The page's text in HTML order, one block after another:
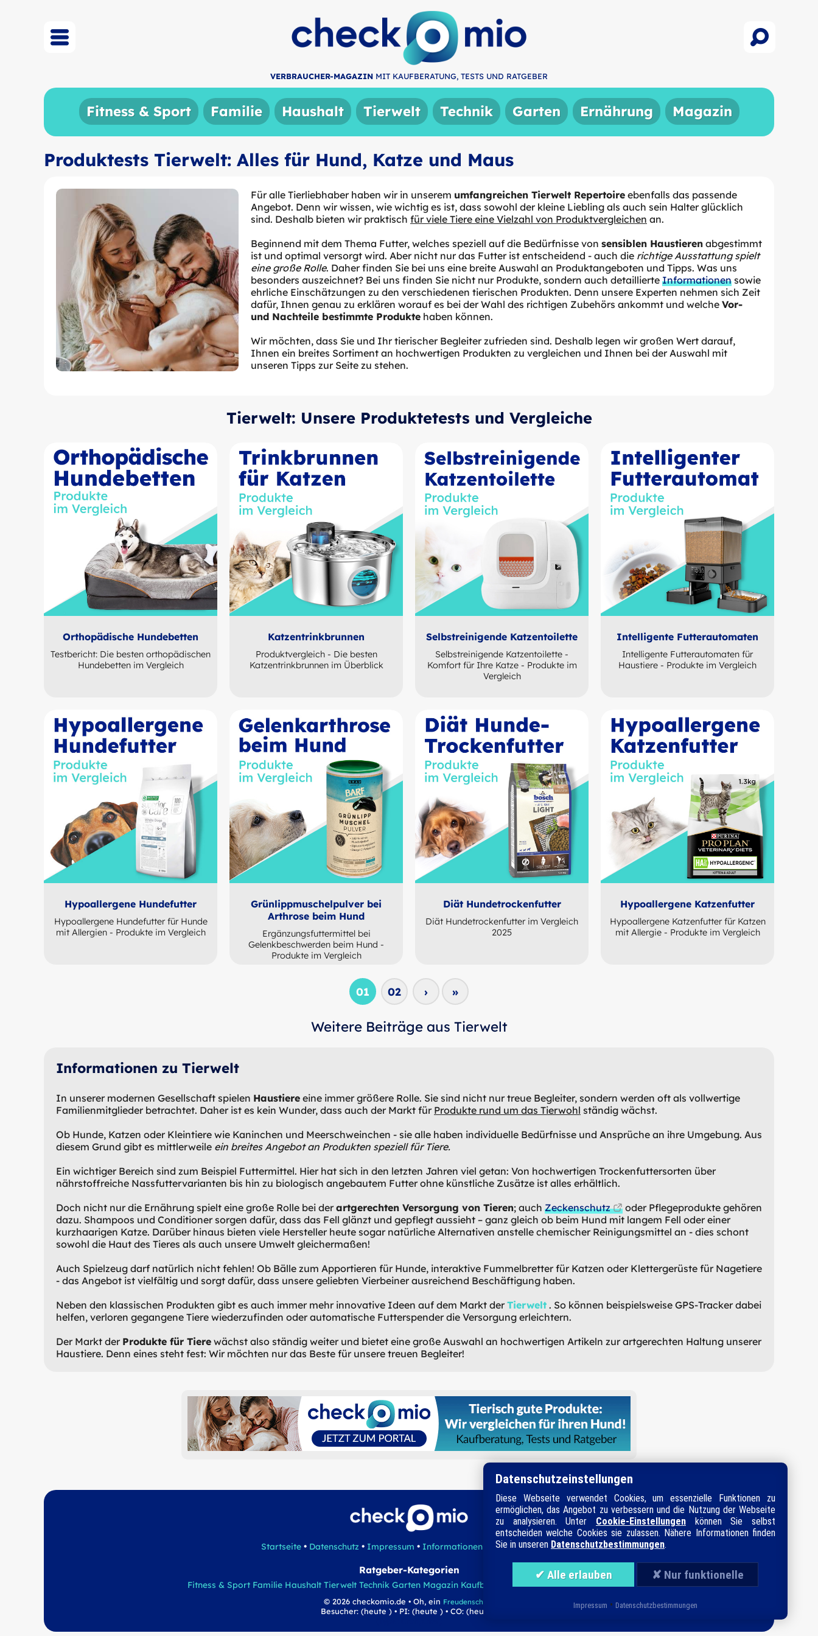
VERBRAUCHER-MAGAZIN MIT KAUFBERATUNG, TESTS UND RATGEBER
Fitness & Sport Familie Haushalt Tierwelt Technik Garten Ernährung Magazin
Produktests Tierwelt: Alles für Hund, Katze und Maus
Für alle Tierliebhaber haben wir in unserem umfangreichen Tierwelt Repertoire ebenfalls das passende
Angebot. Denn wir wissen, wie wichtig es ist, dass sowohl der kleine Liebling als auch sein Halter glücklich
sind. Deshalb bieten wir praktisch für viele Tiere eine Vielzahl von Produktvergleichen an.
Beginnend mit dem Thema Futter, welches speziell auf die Bedürfnisse von sensiblen Haustieren abgestimmt
ist und optimal versorgt wird. Aber nicht nur das Futter ist entscheidend - auch die richtige Ausstattung spielt
eine große Rolle. Daher finden Sie bei uns eine breite Auswahl an Produktangeboten und Tipps. Was uns
besonders auszeichnet? Bei uns finden Sie nicht nur Produkte, sondern auch detaillierte Informationen sowie
ehrliche Einschätzungen zu den verschiedenen tierischen Produkten. Denn unsere Experten nehmen sich Zeit
dafür, Ihnen genau zu erklären worauf es bei der Wahl des richtigen Zubehörs ankommt und welche Vor-
und Nachteile bestimmte Produkte haben können.
Wir möchten, dass Sie und Ihr tierischer Begleiter zufrieden sind. Deshalb legen wir großen Wert darauf,
Ihnen ein breites Sortiment an hochwertigen Produkten zu vergleichen und Ihnen bei der Auswahl mit
unseren Tipps zur Seite zu stehen.
Tierwelt: Unsere Produktetests und Vergleiche
Orthopädische Hundebetten
Testbericht: Die besten orthopädischen
Hundebetten im Vergleich
Katzentrinkbrunnen
Produktvergleich - Die besten
Katzentrinkbrunnen im Überblick
Selbstreinigende Katzentoilette
Selbstreinigende Katzentoilette -
Komfort für Ihre Katze - Produkte im
Vergleich
Intelligente Futterautomaten
Intelligente Futterautomaten für
Haustiere - Produkte im Vergleich
Hypoallergene Hundefutter
Hypoallergene Hundefutter für Hunde
mit Allergien - Produkte im Vergleich
Grünlippmuschelpulver bei
Arthrose beim Hund
Ergänzungsfuttermittel bei
Gelenkbeschwerden beim Hund -
Produkte im Vergleich
Diät Hundetrockenfutter
Diät Hundetrockenfutter im Vergleich
2025
Hypoallergene Katzenfutter
Hypoallergene Katzenfutter für Katzen
mit Allergie - Produkte im Vergleich
01 02 › »
Weitere Beiträge aus Tierwelt
Informationen zu Tierwelt
In unserer modernen Gesellschaft spielen Haustiere eine immer größere Rolle. Sie sind nicht nur treue Begleiter, sondern werden oft als vollwertige
Familienmitglieder betrachtet. Daher ist es kein Wunder, dass auch der Markt für Produkte rund um das Tierwohl ständig wächst.
Ob Hunde, Katzen oder Kleintiere wie Kaninchen und Meerschweinchen - sie alle haben individuelle Bedürfnisse und Ansprüche an ihre Umgebung. Aus
diesem Grund gibt es mittlerweile ein breites Angebot an Produkten speziell für Tiere.
Ein wichtiger Bereich sind zum Beispiel Futtermittel. Hier hat sich in den letzten Jahren viel getan: Von hochwertigen Trockenfuttersorten über
nährstoffreiche Nassfuttervarianten bis hin zu biologisch angebautem Futter ohne künstliche Zusätze ist alles erhältlich.
Doch nicht nur die Ernährung spielt eine große Rolle bei der artgerechten Versorgung von Tieren; auch Zeckenschutz
oder Pflegeprodukte gehören
dazu. Shampoos und Conditioner sorgen dafür, dass das Fell glänzt und gepflegt aussieht – ganz gleich ob beim Hund mit langem Fell oder einer
kurzhaarigen Katze. Darüber hinaus bieten viele Hersteller heute sogar natürliche Alternativen anstelle chemischer Reinigungsmittel an - dies schont
sowohl die Haut des Tieres als auch unsere Umwelt gleichermaßen!
Auch Spielzeug darf natürlich nicht fehlen! Ob Bälle zum Apportieren für Hunde, interaktive Fummelbretter für Katzen oder Klettergerüste für Nagetiere
- das Angebot ist vielfältig und sorgt dafür, dass unsere geliebten Vierbeiner ausreichend Beschäftigung haben.
Neben den klassischen Produkten gibt es auch immer mehr innovative Ideen auf dem Markt der Tierwelt . So können beispielsweise GPS-Tracker dabei
helfen, verloren gegangene Tiere wiederzufinden oder automatische Futterspender die Versorgung erleichtern.
Der Markt der Produkte für Tiere wächst also ständig weiter und bietet eine große Auswahl an hochwertigen Artikeln zur artgerechten Haltung unserer
Haustiere. Denn eines steht fest: Wir möchten nur das Beste für unsere treuen Begleiter!
Startseite• Datenschutz • Impressum • Informationen• Suche•Sitemap
Ratgeber-Kategorien
Fitness & Sport Familie Haushalt Tierwelt Technik Garten Magazin Kaufberatung Direkte Produkt-Vergleiche
© 2026 checkomio.de • Oh, ein Freudenschrei
Besucher: (heute ) • PI: (heute ) • CO: (heute )
Datenschutzeinstellungen
Diese Webseite verwendet Cookies, um essenzielle Funktionen zu
ermöglichen, das Angebot zu verbessern und die Nutzung der Webseite
zu analysieren. Unter Cookie-Einstellungen können Sie selbst
entscheiden welche Cookies sie zulassen. Nähere Informationen finden
Sie in unseren Datenschutzbestimmungen.
Impressum • Datenschutzbestimmungen